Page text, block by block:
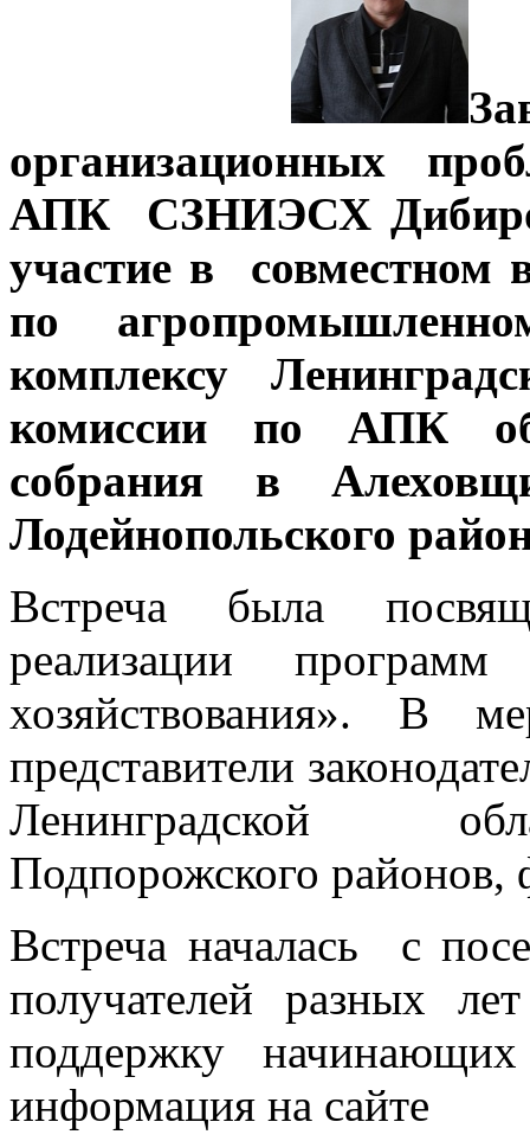
организационных
АПК СЗНИЭСХ
участие в совместном
по
комплексу
комиссии по АПК
собрания в
Лодейнопольского
Встреча была
реализации
хозяйствования». В
представители
Ленинградской
Подпорожского районов,
Встреча началась с
получателей разных
поддержку
информация на сайте